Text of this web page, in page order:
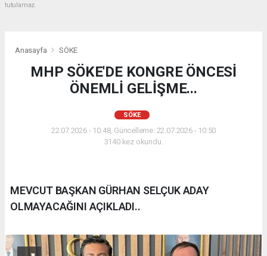
tutulamaz.
Anasayfa SÖKE
MHP SÖKE'DE KONGRE ÖNCESİ
ÖNEMLİ GELİŞME...
SÖKE
22.07.2026 - 10:48, Güncelleme: 22.07.2026 - 10:50
3140 kez okundu.
MEVCUT BAŞKAN GÜRHAN SELÇUK ADAY
OLMAYACAĞINI AÇIKLADI..